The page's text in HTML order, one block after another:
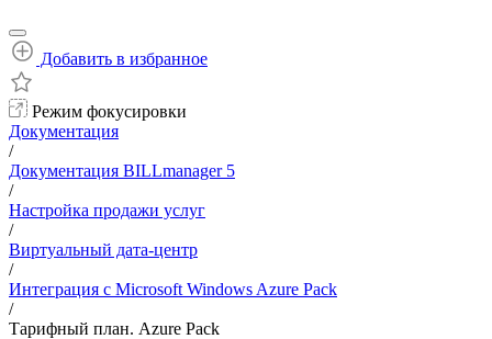
Добавить в избранное
Режим фокусировки
Документация
/
Документация BILLmanager 5
/
Настройка продажи услуг
/
Виртуальный дата-центр
/
Интеграция с Microsoft Windows Azure Pack
/
Тарифный план. Azure Pack